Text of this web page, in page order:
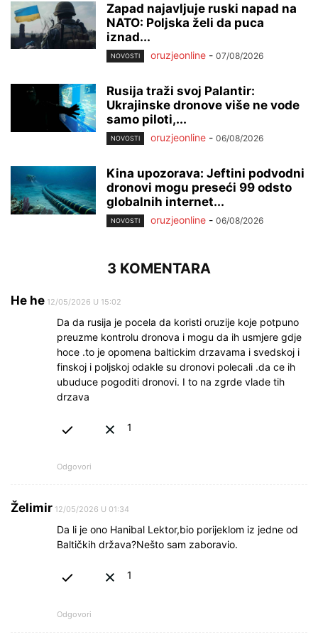
Zapad najavljuje ruski napad na
NATO: Poljska želi da puca
iznad...
NOVOSTI oruzjeonline - 07/08/2026
Rusija traži svoj Palantir:
Ukrajinske dronove više ne vode
samo piloti,...
NOVOSTI oruzjeonline - 06/08/2026
Kina upozorava: Jeftini podvodni
dronovi mogu preseći 99 odsto
globalnih internet...
NOVOSTI oruzjeonline - 06/08/2026
3 KOMENTARA
He he 12/05/2026 U 15:02
Da da rusija je pocela da koristi oruzije koje potpuno
preuzme kontrolu dronova i mogu da ih usmjere gdje
hoce .to je opomena baltickim drzavama i svedskoj i
finskoj i poljskoj odakle su dronovi polecali .da ce ih
ubuduce pogoditi dronovi. I to na zgrde vlade tih
drzava
1
Odgovori
Želimir 12/05/2026 U 01:34
Da li je ono Hanibal Lektor,bio porijeklom iz jedne od
Baltičkih država?Nešto sam zaboravio.
1
Odgovori